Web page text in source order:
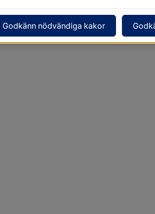
Godkänn nödvändiga kakor